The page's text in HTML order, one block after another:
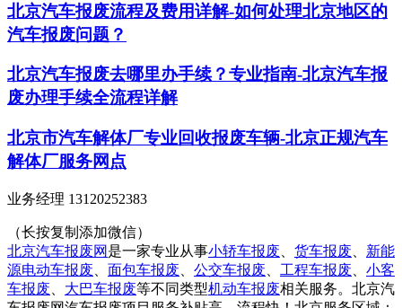
北京汽车报废流程及费用详解-如何处理北京地区的
汽车报废问题？
北京汽车报废去哪里办手续？专业指南-北京汽车报
废办理手续全流程详解
北京市汽车解体厂专业回收报废车辆-北京正规汽车
解体厂服务网点
业务经理 13120252383
（长按复制添加微信）
北京汽车报废网 是一家专业从事小轿车报废 货车报废
新能
源电动车报废
面包车报废 公交车报废 工程车报废
小客
车报废
大巴车报废等不同类型机动车报废相关服务。北京汽